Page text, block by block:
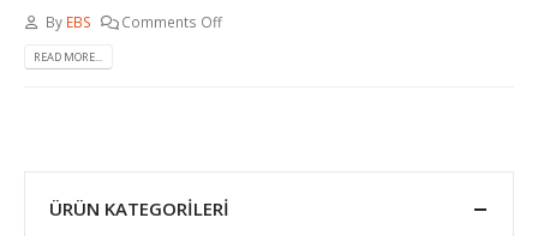
By EBS Comments Off
READ MORE...
ÜRÜN KATEGORILERI